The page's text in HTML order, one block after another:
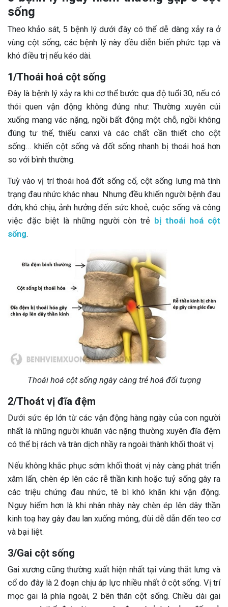
sống
Theo khảo sát, 5 bệnh lý dưới đây có thể dễ dàng xảy ra ở
vùng cột sống, các bệnh lý này đều diễn biến phức tạp và
khó điều trị nếu kéo dài.
1/Thoái hoá cột sống
Đây là bệnh lý xảy ra khi cơ thể bước qua độ tuổi 30, nếu có
thói quen vận động không đúng như: Thường xuyên cúi
xuống mang vác nặng, ngồi bất động một chỗ, ngồi không
đúng tư thế, thiếu canxi và các chất cần thiết cho cột
sống… khiến cột sống và đốt sống nhanh bị thoái hoá hơn
so với bình thường.
Tuỳ vào vị trí thoái hoá đốt sống cổ, cột sống lưng mà tình
trạng đau nhức khác nhau. Nhưng đều khiến người bệnh đau
đớn, khó chịu, ảnh hưởng đến sức khoẻ, cuộc sống và công
việc đặc biệt là những người còn trẻ bị thoái hoá cột
sống.
Thoái hoá cột sống ngày càng trẻ hoá đối tượng
2/Thoát vị đĩa đệm
Dưới sức ép lớn từ các vận động hàng ngày của con người
nhất là những người khuân vác nặng thường xuyên đĩa đệm
có thể bị rách và tràn dịch nhầy ra ngoài thành khối thoát vị.
Nếu không khắc phục sớm khối thoát vị này càng phát triển
xâm lấn, chèn ép lên các rễ thần kinh hoặc tuỷ sống gây ra
các triệu chứng đau nhức, tê bì khó khăn khi vận động.
Nguy hiểm hơn là khi nhân nhày này chèn ép lên dây thần
kinh toạ hay gây đau lan xuống mông, đùi dễ dẫn đến teo cơ
và bại liệt.
3/Gai cột sống
Gai xương cũng thường xuất hiện nhất tại vùng thắt lưng và
cổ do đây là 2 đoạn chịu áp lực nhiều nhất ở cột sống. Vị trí
mọc gai là phía ngoài, 2 bên thân cột sống. Chiều dài gai